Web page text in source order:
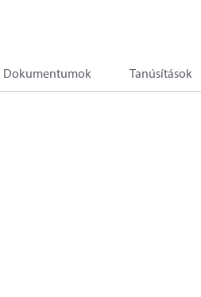
Dokumentumok Tanúsítások